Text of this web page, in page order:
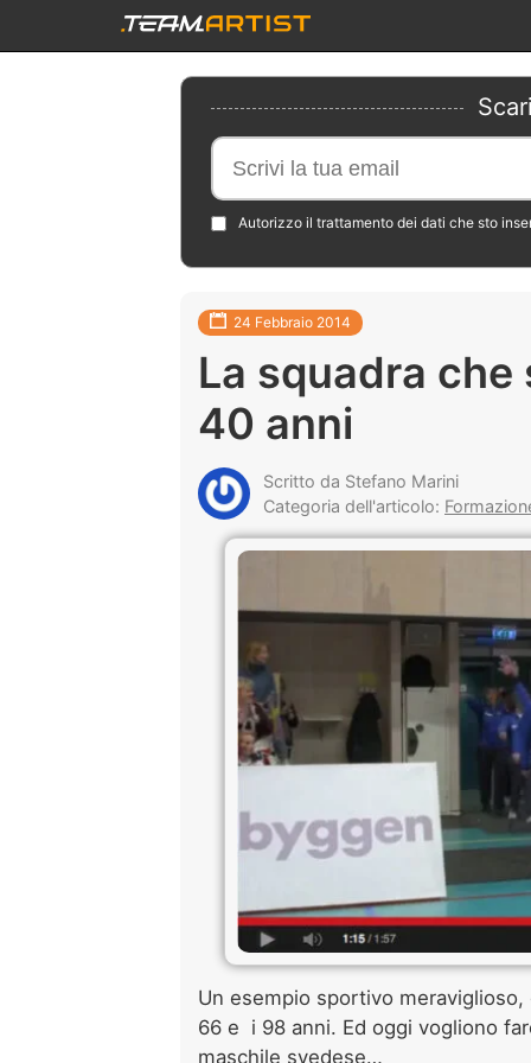
Autorizzo il trattamento dei dati che sto
24 Febbraio 2014
La squadra che
40 anni
Scritto da Stefano Marini
Categoria dell'articolo:
Un esempio sportivo
66 e i 98 anni. Ed oggi vogliono
maschile svedese…